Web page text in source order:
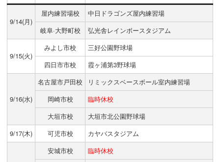
9/14(月)
屋内練習場校
中日ドラゴンズ屋内練習場
岐阜·大野町校
弘光舎レインボースタジアム
9/15(火)
みよし市校
三好公園野球場
四日市市校
霞ヶ浦第3野球場
9/16(水)
名古屋市戸田校
リミックスベースボール室内練習場
岡崎市校
臨時休校
大垣市校
大垣市北公園野球場
9/17(木)
可児市校 カヤバスタジアム
安城市校
臨時休校